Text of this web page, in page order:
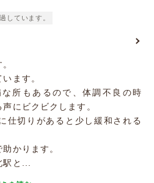
しています。
ます。
所もあるので、体調不良の時
にビクビクします。
仕切りがあると少し緩和される
かります。
と...